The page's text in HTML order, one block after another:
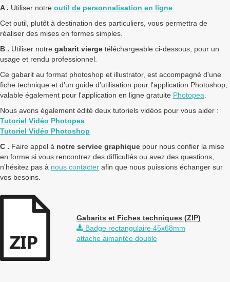
A . Utiliser notre outil de personnalisation en ligne
Cet outil, plutôt à destination des particuliers, vous permettra de
réaliser des mises en formes simples.
B . Utiliser notre gabarit vierge téléchargeable ci-dessous, pour un
usage et rendu professionnel.
Ce gabarit au format photoshop et illustrator, est accompagné d'une
fiche technique et d'un guide d'utilisation pour l'application Photoshop,
valable également pour l'application en ligne gratuite Photopea
Nous avons également édité deux tutoriels vidéos pour vous aider :
Tutoriel Vidéo Photopea
Tutoriel Vidéo Photoshop
C . Faire appel à notre service graphique pour nous confier la mise
en forme si vous rencontrez des difficultés ou avez des questions,
n'hésitez pas à nous contacter afin que nous puissions échanger sur
vos besoins.
Gabarits et Fiches techniques (ZIP)
Badge rectangulaire 45x68mm
attache aimantée double